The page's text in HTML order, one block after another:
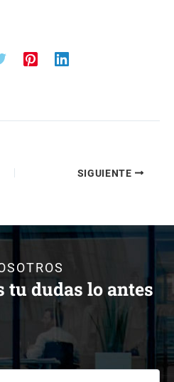
SIGUIENTE
tu dudas lo antes